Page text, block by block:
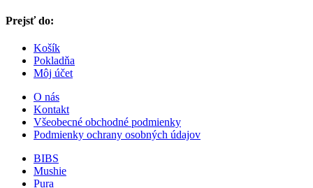
Prejsť do:
Košík
Pokladňa
Môj účet
O nás
Kontakt
Všeobecné obchodné podmienky
Podmienky ochrany osobných údajov
BIBS
Mushie
Pura